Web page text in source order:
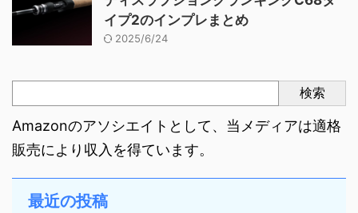
イプ2のインプレまとめ
2025/6/24
検索
Amazonのアソシエイトとして、当メディアは適格
販売により収入を得ています。
最近の投稿